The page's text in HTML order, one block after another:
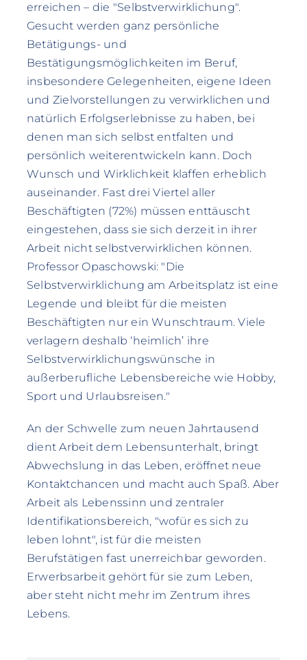
erreichen – die "Selbstverwirklichung".
Gesucht werden ganz persönliche
Betätigungs- und
Bestätigungsmöglichkeiten im Beruf,
insbesondere Gelegenheiten, eigene Ideen
und Zielvorstellungen zu verwirklichen und
natürlich Erfolgserlebnisse zu haben, bei
denen man sich selbst entfalten und
persönlich weiterentwickeln kann. Doch
Wunsch und Wirklichkeit klaffen erheblich
auseinander. Fast drei Viertel aller
Beschäftigten (72%) müssen enttäuscht
eingestehen, dass sie sich derzeit in ihrer
Arbeit nicht selbstverwirklichen können.
Professor Opaschowski: "Die
Selbstverwirklichung am Arbeitsplatz ist eine
Legende und bleibt für die meisten
Beschäftigten nur ein Wunschtraum. Viele
verlagern deshalb ‘heimlich’ ihre
Selbstverwirklichungswünsche in
außerberufliche Lebensbereiche wie Hobby,
Sport und Urlaubsreisen."
An der Schwelle zum neuen Jahrtausend
dient Arbeit dem Lebensunterhalt, bringt
Abwechslung in das Leben, eröffnet neue
Kontaktchancen und macht auch Spaß. Aber
Arbeit als Lebenssinn und zentraler
Identifikationsbereich, "wofür es sich zu
leben lohnt", ist für die meisten
Berufstätigen fast unerreichbar geworden.
Erwerbsarbeit gehört für sie zum Leben,
aber steht nicht mehr im Zentrum ihres
Lebens.